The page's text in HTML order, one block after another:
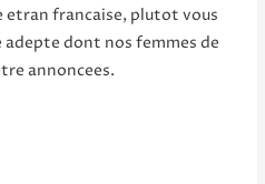
etran francaise, plutot vous
adepte dont nos femmes de
annoncees.